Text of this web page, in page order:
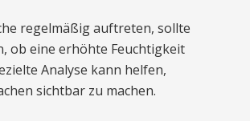
regelmäßig auftreten, sollte
ob eine erhöhte Feuchtigkeit
Analyse kann helfen,
sichtbar zu machen.